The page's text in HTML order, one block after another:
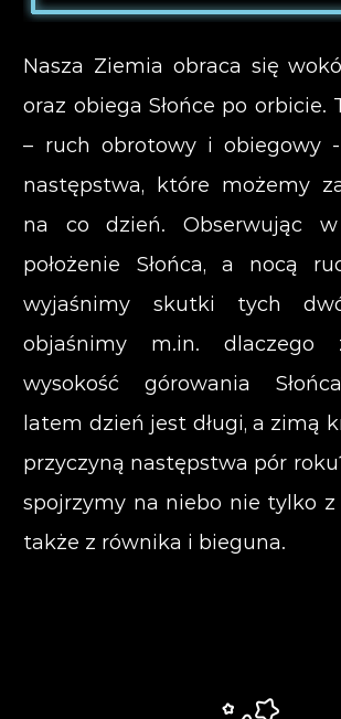
Nasza Ziemia obraca się
oraz obiega Słońce po orbicie.
– ruch obrotowy i obiegowy
następstwa, które możemy
na co dzień. Obserwując
położenie Słońca, a nocą
wyjaśnimy skutki tych
objaśnimy m.in. dlaczego
wysokość górowania
latem dzień jest długi, a zimą
przyczyną następstwa pór
spojrzymy na niebo nie tylko z
także z równika i bieguna.